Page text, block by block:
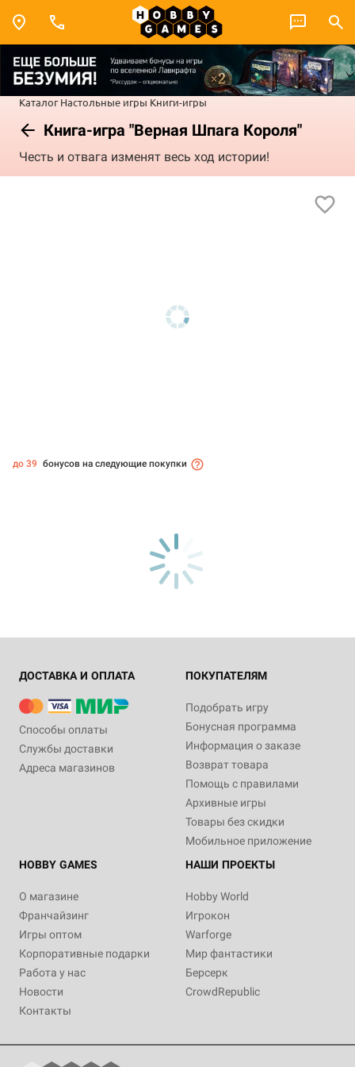
Каталог Настольные игры Книги-игры
Книга-игра "Верная Шпага Короля"
Честь и отвага изменят весь ход истории!
до 39 бонусов на следующие покупки
ДОСТАВКА И ОПЛАТА
Способы оплаты
Службы доставки
Адреса магазинов
ПОКУПАТЕЛЯМ
Подобрать игру
Бонусная программа
Информация о заказе
Возврат товара
Помощь с правилами
Архивные игры
Товары без скидки
Мобильное приложение
HOBBY GAMES
О магазине
Франчайзинг
Игры оптом
Корпоративные подарки
Работа у нас
Новости
Контакты
НАШИ ПРОЕКТЫ
Hobby World
Игрокон
Warforge
Мир фантастики
Берсерк
CrowdRepublic